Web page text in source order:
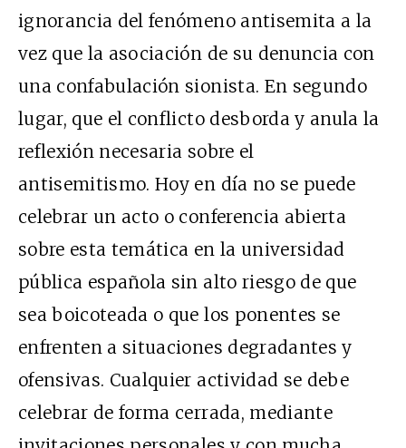
ignorancia del fenómeno antisemita a la
vez que la asociación de su denuncia con
una confabulación sionista. En segundo
lugar, que el conflicto desborda y anula la
reflexión necesaria sobre el
antisemitismo. Hoy en día no se puede
celebrar un acto o conferencia abierta
sobre esta temática en la universidad
pública española sin alto riesgo de que
sea boicoteada o que los ponentes se
enfrenten a situaciones degradantes y
ofensivas. Cualquier actividad se debe
celebrar de forma cerrada, mediante